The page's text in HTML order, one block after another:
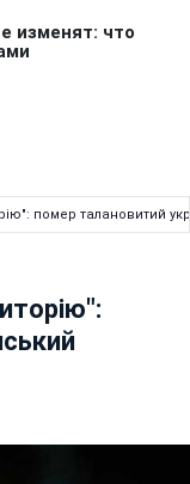
помер талановитий